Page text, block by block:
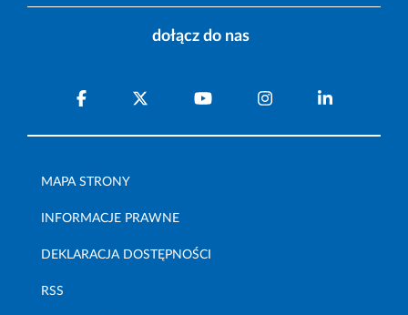
dołącz do nas
MAPA STRONY
INFORMACJE PRAWNE
DEKLARACJA DOSTĘPNOŚCI
RSS